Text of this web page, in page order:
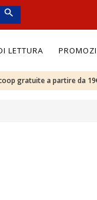
LETTURA
gratuite a partire da